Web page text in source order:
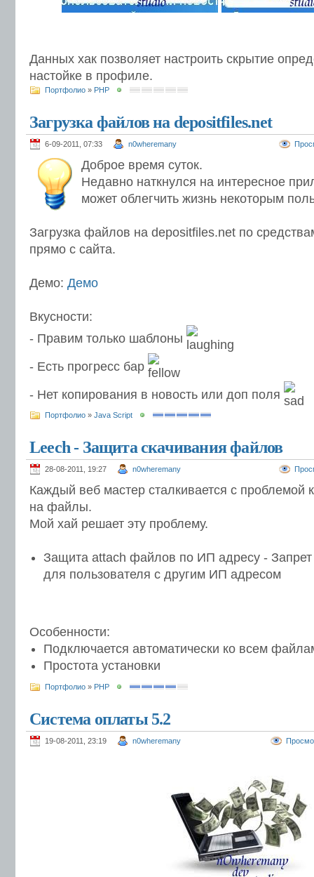
Данных хак позволяет настроить скрытие
настойке в профиле.
Портфолио » PHP
Загрузка файлов на depositfiles.net
6-09-2011, 07:33 n0wheremany
Доброе время суток.
Недавно наткнулся на интересное
может облегчить жизнь некоторым
Загрузка файлов на depositfiles.net по
прямо с сайта.
Демо: Демо
Вкусности:
- Правим только шаблоны
- Есть прогресс бар
- Нет копирования в новость или доп поля
Портфолио » Java Script
Leech - Защита скачивания файлов
28-08-2011, 19:27 n0wheremany
Каждый веб мастер сталкивается с проблемой
на файлы.
Мой хай решает эту проблему.
Защита attach файлов по ИП адресу -
для пользователя с другим ИП адресом
Особенности:
Подключается автоматически ко всем
Простота установки
Портфолио » PHP
Система оплаты 5.2
19-08-2011, 23:19 n0wheremany